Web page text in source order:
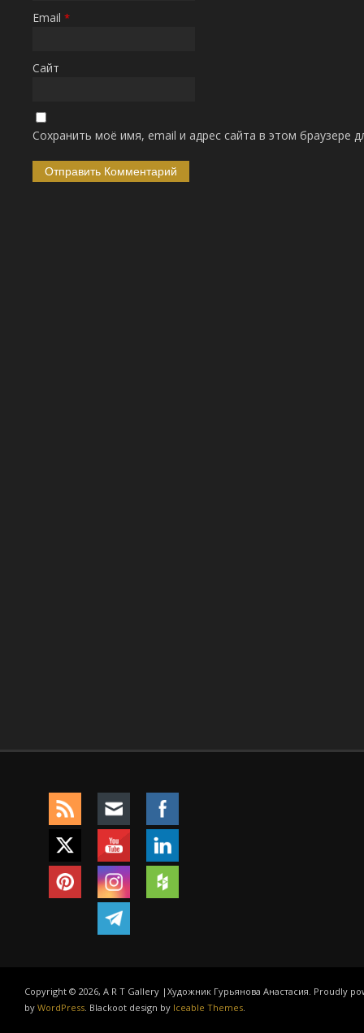
Email *
Сайт
Сохранить моё имя, email и адрес сайта в этом браузере
Copyright © 2026, A R T Gallery |Художник Гурьянова Анастасия. Proudly
by WordPress . Blackoot design by Iceable Themes